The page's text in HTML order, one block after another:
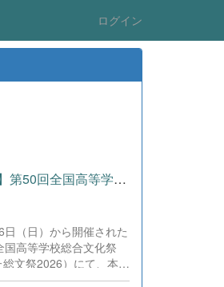
ログイン
【演劇部】第50回全国高等学校総合文化祭にて受賞!
（日）から開催された
国高等学校総合文化祭
総文祭2026）にて、本校
優良賞」及び「舞台美